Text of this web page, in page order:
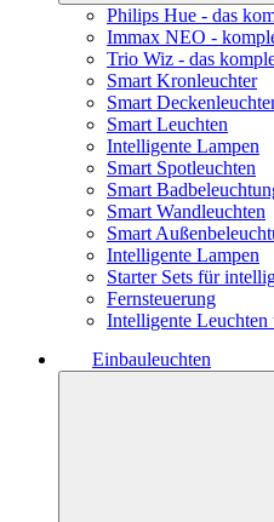
Philips Hue - das
Immax NEO -
Trio Wiz - das
Smart Kronleuchter
Smart
Smart Leuchten
Intelligente Lampen
Smart Spotleuchten
Smart
Smart Wandleuchten
Smart
Intelligente Lampen
Starter Sets für
Fernsteuerung
Intelligente
Einbauleuchten